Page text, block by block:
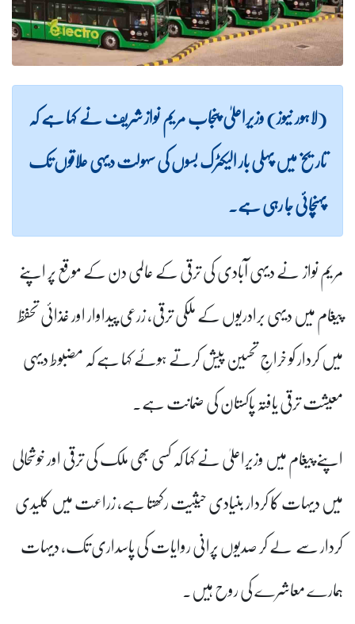
(لاہور نیوز) وزیراعلیٰ پنجاب مریم نواز شریف نے کہا ہے کہ
تاریخ میں پہلی بار الیکٹرک بسوں کی سہولت دیہی علاقوں تک
پہنچائی جا رہی ہے۔
مریم نواز نے دیہی آبادی کی ترقی کے عالمی دن کے موقع پر اپنے
پیغام میں دیہی برادریوں کے ملکی ترقی، زرعی پیداوار اور غذائی تحفظ
میں کردار کو خراجِ تحسین پیش کرتے ہوئے کہا ہے کہ مضبوط دیہی
معیشت ترقی یافتہ پاکستان کی ضمانت ہے۔
اپنے پیغام میں وزیراعلیٰ نے کہا کہ کسی بھی ملک کی ترقی اور خوشحالی
میں دیہات کا کردار بنیادی حیثیت رکھتا ہے، زراعت میں کلیدی
کردار سے لے کر صدیوں پرانی روایات کی پاسداری تک، دیہات
ہمارے معاشرے کی روح ہیں۔